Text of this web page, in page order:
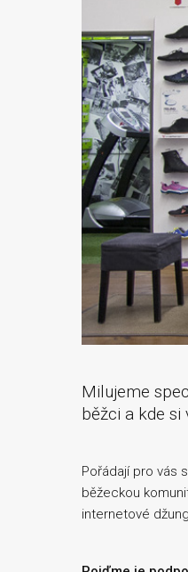
Milujeme
běžci a kde si
Pořádají pro vás
běžeckou
internetové